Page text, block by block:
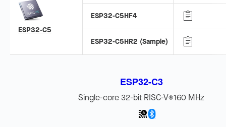
ESP32-C5
ESP32-C5HF4
ESP32-C5HR2 (Sample)
ESP32-C3
Single-core 32-bit RISC-V®160 MHz